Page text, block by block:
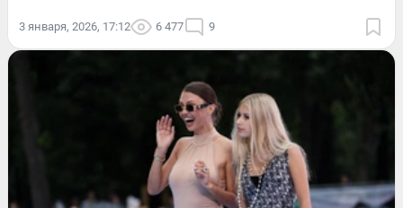
3 января, 2026, 17:12 6 477 9